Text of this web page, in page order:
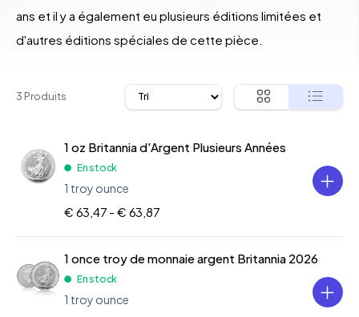
ans et il y a également eu plusieurs éditions limitées et
d'autres éditions spéciales de cette pièce.
3 Produits
1 oz Britannia d'Argent Plusieurs Années
En stock
1 troy ounce
€ 63,47 - € 63,87
1 once troy de monnaie argent Britannia 2026
En stock
1 troy ounce